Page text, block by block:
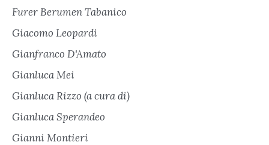
Furer Berumen Tabanico
Giacomo Leopardi
Gianfranco D'Amato
Gianluca Mei
Gianluca Rizzo (a cura di)
Gianluca Sperandeo
Gianni Montieri